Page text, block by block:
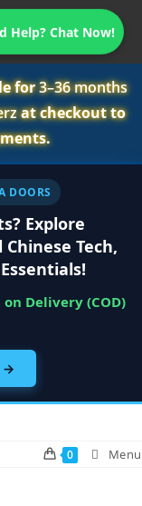
Help? Chat Now!
for3–36 months
at checkout to
DOORS
Explore
Tech,
Delivery (COD)
→
0 Menu